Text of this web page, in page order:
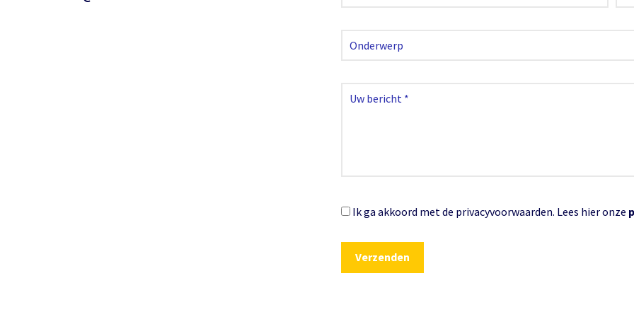
Ik ga akkoord met de privacyvoorwaarden. Lees hier onze